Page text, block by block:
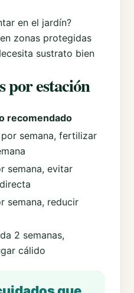
en el jardín?
zonas protegidas
sustrato bien
por estación
recomendado
semana, fertilizar
semana, evitar
semana, reducir
2 semanas,
cálido